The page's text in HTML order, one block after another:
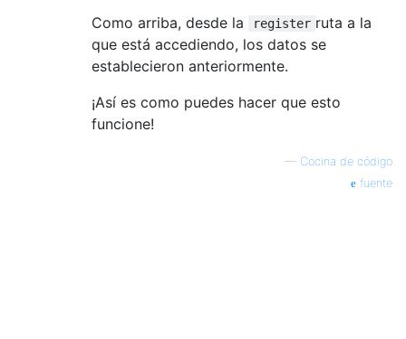
Como arriba, desde la register ruta a la
que está accediendo, los datos se
establecieron anteriormente.
¡Así es como puedes hacer que esto
funcione!
— Cocina de código
fuente